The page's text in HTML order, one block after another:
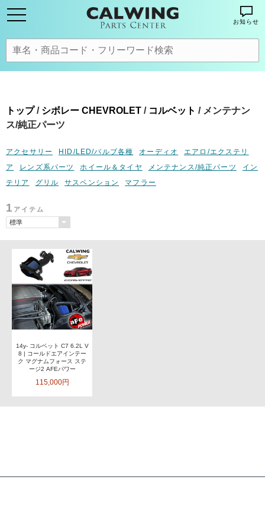
お知らせ
トップ/ シボレー CHEVROLET / コルベット / メンテナン
ス/純正パーツ
アクセサリー HID/LED/バルブ各種 オーディオ
エアロ/エクステリ
ア
レンズ系パーツ ホイール＆タイヤ メンテナンス/純正パーツ
イン
テリア
グリル サスペンション マフラー
1 アイテム
14y- コルベット C7 6.2L V
8 | コールドエアインテー
ク マグナムフォース ステ
ージ2 AFEパワー
115,000円